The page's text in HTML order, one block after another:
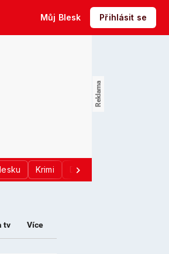
Můj Blesk Přihlásit se
Krimi Donald Trump
tv Více